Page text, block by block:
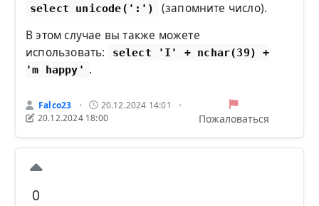
select unicode(':')
(запомните число).
В этом случае вы также можете
использовать:
select 'I' + nchar(39) +
'm happy' .
Falco23 • 20.12.2024 14:01 •
20.12.2024 18:00 Пожаловаться
0